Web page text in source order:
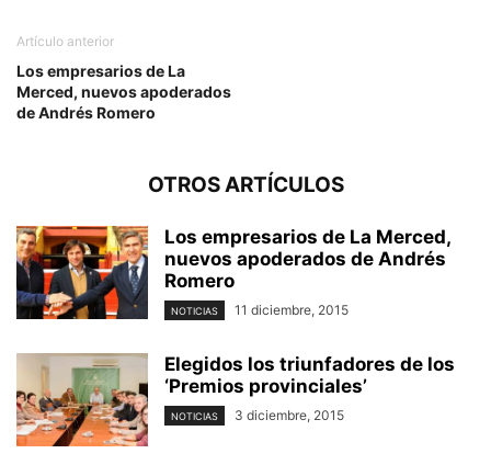
Artículo anterior
Los empresarios de La
Merced, nuevos apoderados
de Andrés Romero
OTROS ARTÍCULOS
Los empresarios de La Merced,
nuevos apoderados de Andrés
Romero
NOTICIAS 11 diciembre, 2015
Elegidos los triunfadores de los
‘Premios provinciales’
NOTICIAS 3 diciembre, 2015